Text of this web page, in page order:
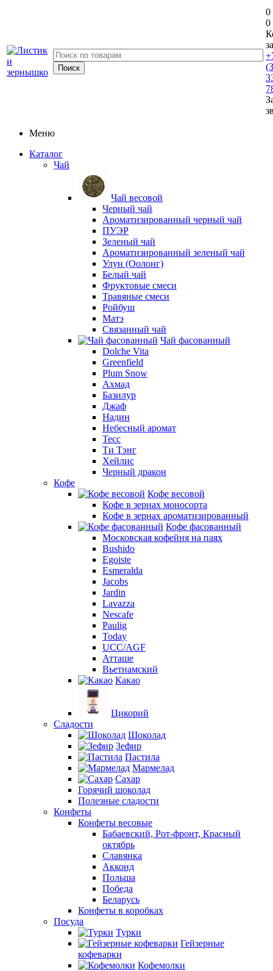
0
0
Меню
Каталог
Чай
Чай весовой
Черный чай
Ароматизированный черный чай
ПУЭР
Зеленый чай
Ароматизированный зеленый чай
Улун (Оолонг)
Белый чай
Фруктовые смеси
Травяные смеси
Ройбуш
Матэ
Связанный чай
Чай фасованный
Dolche Vita
Greenfield
Plum Snow
Ахмад
Базилур
Джаф
Надин
Небесный аромат
Тесс
Ти Тэнг
Хейлис
Черный дракон
Кофе
Кофе весовой
Кофе в зернах моносорта
Кофе в зернах ароматизированный
Кофе фасованный
Московская кофейня на паях
Bushido
Egoiste
Esmeralda
Jacobs
Jardin
Lavazza
Nescafe
Paulig
Today
UCC/AGF
Атташе
Вьетнамский
Какао
Цикорий
Сладости
Шоколад
Зефир
Пастила
Мармелад
Сахар
Горячий шоколад
Полезные сладости
Конфеты
Конфеты весовые
Бабаевский, Рот-фронт, Красный
октябрь
Славянка
Акконд
Польша
Победа
Беларусь
Конфеты в коробках
Посуда
Турки
Гейзерные
кофеварки
Кофемолки